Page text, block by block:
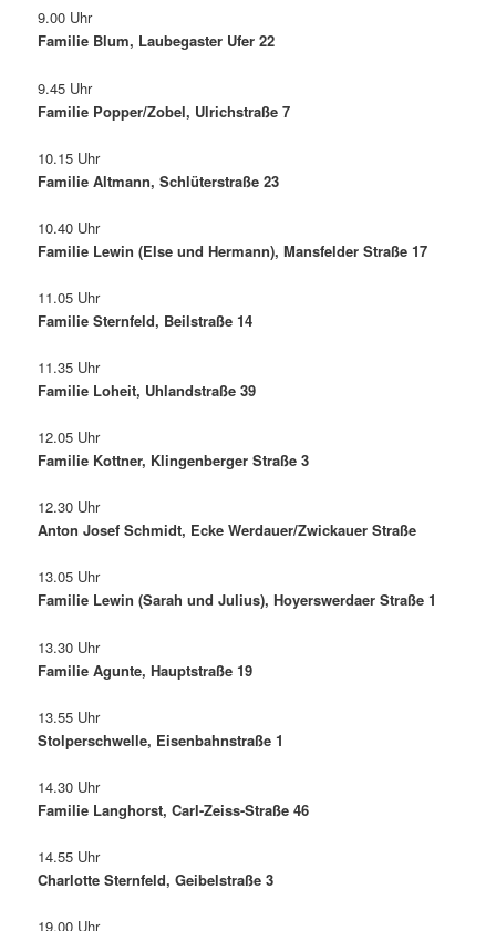
9.00 Uhr
Familie Blum, Laubegaster Ufer 22
9.45 Uhr
Familie Popper/Zobel, Ulrichstraße 7
10.15 Uhr
Familie Altmann, Schlüterstraße 23
10.40 Uhr
Familie Lewin (Else und Hermann), Mansfelder Straße 17
11.05 Uhr
Familie Sternfeld, Beilstraße 14
11.35 Uhr
Familie Loheit, Uhlandstraße 39
12.05 Uhr
Familie Kottner, Klingenberger Straße 3
12.30 Uhr
Anton Josef Schmidt, Ecke Werdauer/Zwickauer Straße
13.05 Uhr
Familie Lewin (Sarah und Julius), Hoyerswerdaer Straße 1
13.30 Uhr
Familie Agunte, Hauptstraße 19
13.55 Uhr
Stolperschwelle, Eisenbahnstraße 1
14.30 Uhr
Familie Langhorst, Carl-Zeiss-Straße 46
14.55 Uhr
Charlotte Sternfeld, Geibelstraße 3
19.00 Uhr